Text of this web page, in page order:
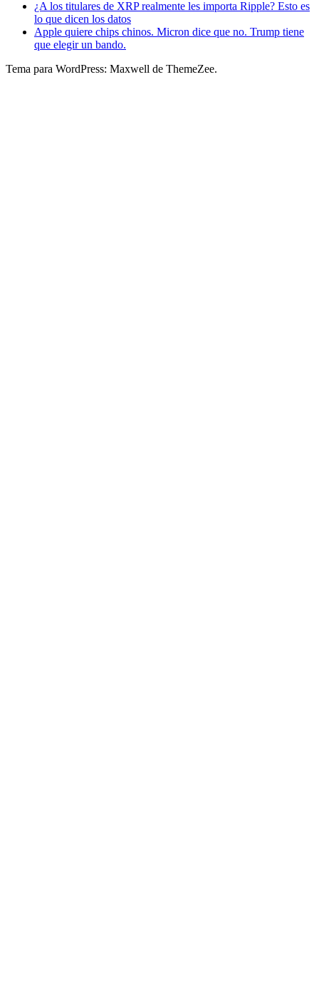
¿A los titulares de XRP realmente les importa Ripple? Esto es
lo que dicen los datos
Apple quiere chips chinos. Micron dice que no. Trump tiene
que elegir un bando.
Tema para WordPress: Maxwell de ThemeZee.